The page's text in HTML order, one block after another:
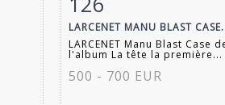
LARCENET MANU BLAST
LARCENET Manu Blast Case
l'album La tête la première...
500 - 700 EUR